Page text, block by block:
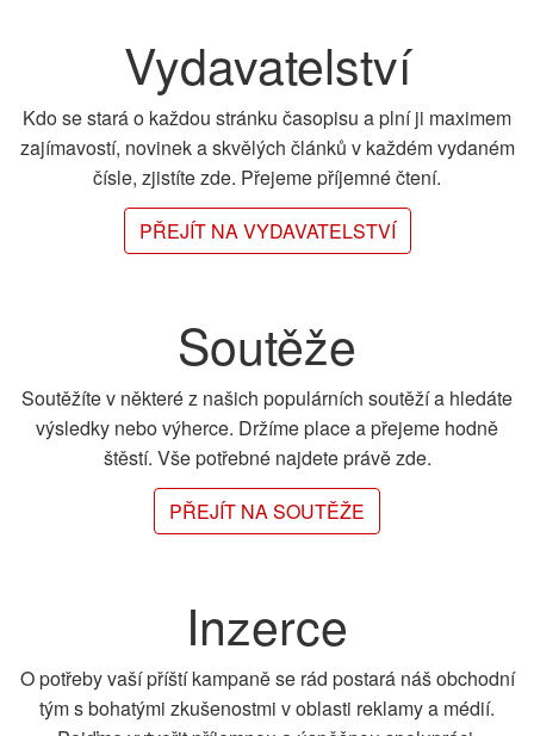
Vydavatelství
Kdo se stará o každou stránku časopisu a plní ji maximem
zajímavostí, novinek a skvělých článků v každém vydaném
čísle, zjistíte zde. Přejeme příjemné čtení.
PŘEJÍT NA VYDAVATELSTVÍ
Soutěže
Soutěžíte v některé z našich populárních soutěží a hledáte
výsledky nebo výherce. Držíme place a přejeme hodně
štěstí. Vše potřebné najdete právě zde.
PŘEJÍT NA SOUTĚŽE
Inzerce
O potřeby vaší příští kampaně se rád postará náš obchodní
tým s bohatými zkušenostmi v oblasti reklamy a médií.